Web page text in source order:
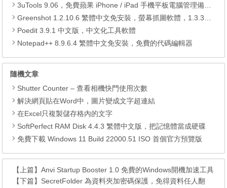
3uTools 9.06，免費蘋果 iPhone / iPad 手機平板電腦管理備份還原軟體
Greenshot 1.2.10.6 繁體中文免安裝，螢幕抓圖軟體，1.3.315 安裝版
Poedit 3.9.1 中文版，中文化工具軟體
Notepad++ 8.9.6.4 繁體中文免安裝，免費的代碼編輯器
隨機文章
Shutter Counter – 查看相機快門使用次數
解決網頁貼在Word中，圖片變成文字超連結
在Excel只複製儲存格內的文字
SoftPerfect RAM Disk 4.4.3 繁體中文版，把記憶體當成硬碟
免費下載 Windows 11 Build 22000.51 ISO 首個官方預覽版
【上篇】Anvi Startup Booster 1.0 免費的Windows開機加速工具
【下篇】 SecretFolder 為資料夾加密碼保護，免得資料任人翻